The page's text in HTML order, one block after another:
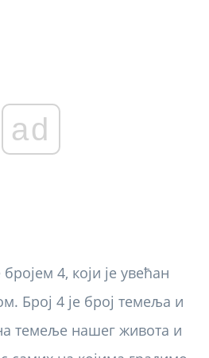
ad
4, који је увећан
Број 4 је број темеља и
темеље нашег живота и